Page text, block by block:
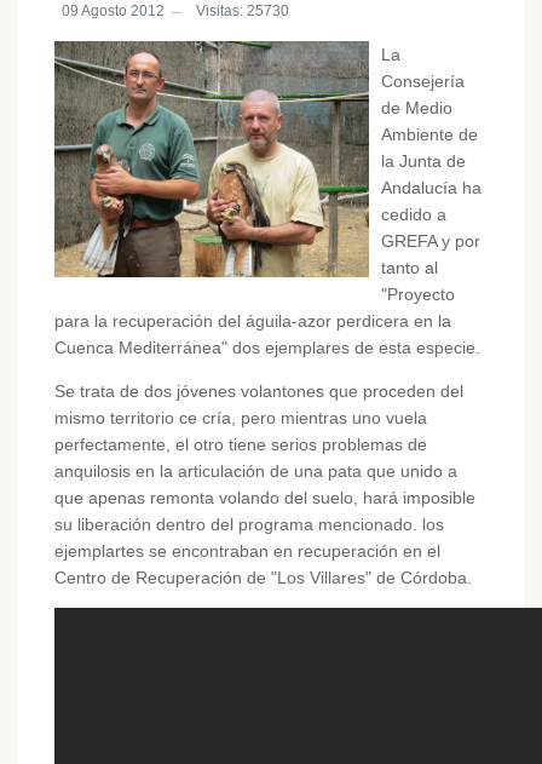
09 Agosto 2012 Visitas: 25730
La
Consejería
de Medio
Ambiente de
la Junta de
Andalucía ha
cedido a
GREFA y por
tanto al
"Proyecto
para la recuperación del águila-azor perdicera en la
Cuenca Mediterránea" dos ejemplares de esta especie.
Se trata de dos jóvenes volantones que proceden del
mismo territorio ce cría, pero mientras uno vuela
perfectamente, el otro tiene serios problemas de
anquilosis en la articulación de una pata que unido a
que apenas remonta volando del suelo, hará imposible
su liberación dentro del programa mencionado. los
ejemplartes se encontraban en recuperación en el
Centro de Recuperación de "Los Villares" de Córdoba.